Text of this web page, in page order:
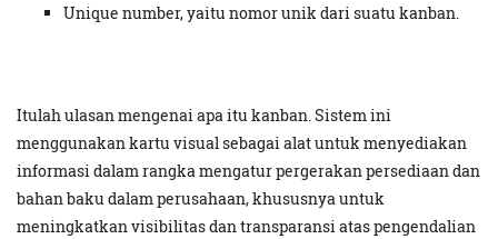
Unique number, yaitu nomor unik dari suatu kanban.
Itulah ulasan mengenai apa itu kanban. Sistem ini
menggunakan kartu visual sebagai alat untuk menyediakan
informasi dalam rangka mengatur pergerakan persediaan dan
bahan baku dalam perusahaan, khususnya untuk
meningkatkan visibilitas dan transparansi atas pengendalian